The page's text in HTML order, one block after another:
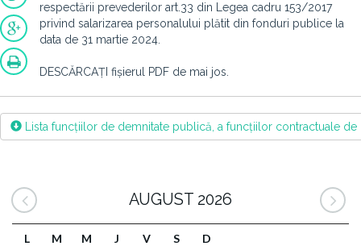
respectării prevederilor art.33 din Legea cadru 153/2017
privind salarizarea personalului plătit din fonduri publice la
data de 31 martie 2024.
DESCĂRCAȚI fișierul PDF de mai jos.
Lista funcțiilor de demnitate publică, a funcțiilor contractuale
AUGUST 2026
L M M J V S D